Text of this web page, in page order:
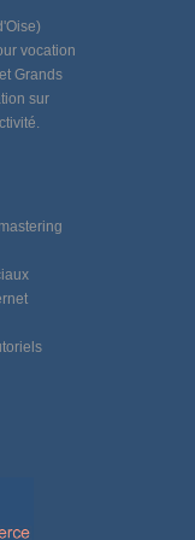
vocation
Grands
sur